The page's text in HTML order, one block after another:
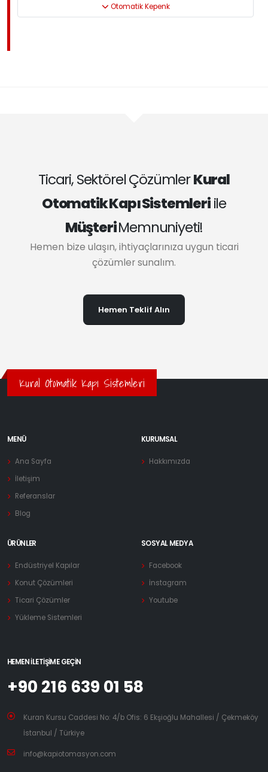
Otomatik Kepenk
Ticari, Sektörel ÇözümlerKural
Otomatik Kapı Sistemleriile
MüşteriMemnuniyeti!
Hemen bize ulaşın, ihtiyaçlarınıza uygun ticari
çözümler sunalım.
Hemen Teklif Alın
Kural Otomatik Kapı Sistemleri
MENÜ
Ana Sayfa
İletişim
Referanslar
Blog
KURUMSAL
Hakkımızda
ÜRÜNLER
Endüstriyel Kapılar
Konut Çözümleri
Ticari Çözümler
Yükleme Sistemleri
SOSYAL MEDYA
Facebook
İnstagram
Youtube
HEMEN İLETIŞIME GEÇIN
+90 216 639 01 58
Kuran Kursu Caddesi No: 4/b Ofis: 6 Ekşioğlu Mahallesi / Çekmeköy
İstanbul / Türkiye
info@kapiotomasyon.com